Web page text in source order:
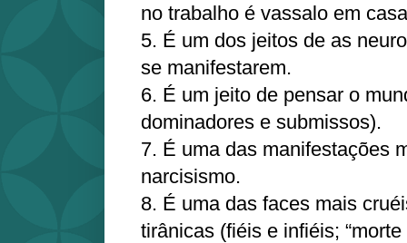
no trabalho é vassalo em
5. É um dos jeitos de as
se manifestarem.
6. É um jeito de pensar o
dominadores e submissos).
7. É uma das manifestações
narcisismo.
8. É uma das faces mais
tirânicas (fiéis e infiéis; “morte